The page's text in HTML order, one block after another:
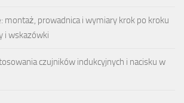
montaż, prowadnica i wymiary krok po kroku
i wskazówki
czujników indukcyjnych i nacisku w